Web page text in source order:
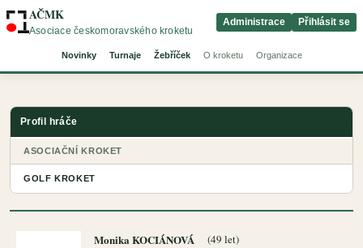
AČMK
Asociace českomoravského kroketu
Novinky Turnaje Žebříček O kroketu Organizace
Administrace Přihlásit se
Monika KOCIÁNOVÁ (49 let)
Profil hráče
ASOCIAČNÍ KROKET
GOLF KROKET